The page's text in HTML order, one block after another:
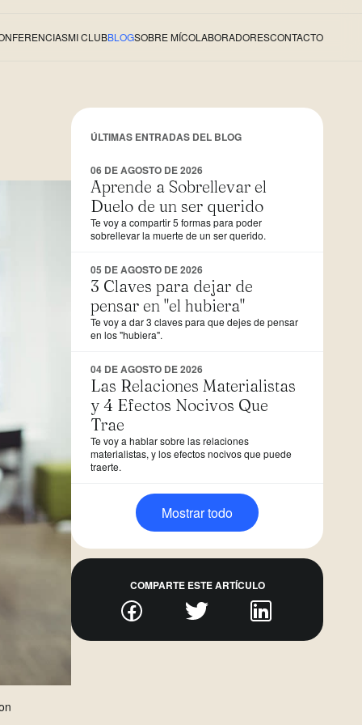
MI CLUBBLOGSOBRE MÍCOLABORADORESCONTACTO
ÚLTIMAS ENTRADAS DEL BLOG
06 DE AGOSTO DE 2026
Aprende a Sobrellevar el
Duelo de un ser querido
Te voy a compartir 5 formas para poder
sobrellevar la muerte de un ser querido.
05 DE AGOSTO DE 2026
3 Claves para dejar de
pensar en "el hubiera"
Te voy a dar 3 claves para que dejes de pensar
en los "hubiera".
04 DE AGOSTO DE 2026
Las Relaciones Materialistas
y 4 Efectos Nocivos Que
Trae
Te voy a hablar sobre las relaciones
materialistas, y los efectos nocivos que puede
traerte.
Mostrar todo
COMPARTE ESTE ARTÍCULO